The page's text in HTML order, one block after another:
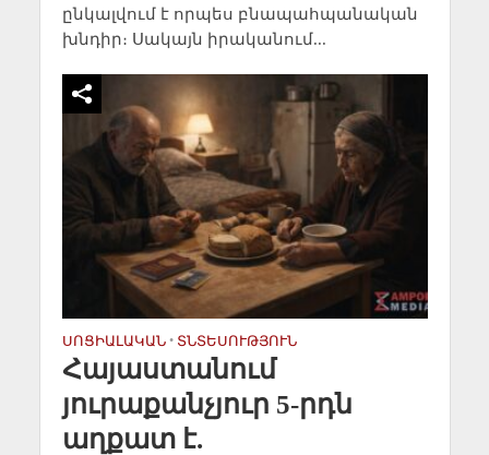
ընկալվում է որպես բնապահպանական
խնդիր։ Սակայն իրականում...
ՍՈՑԻԱԼԱԿԱՆ • ՏՆՏԵՍՈՒԹՅՈՒՆ
Հայաստանում
յուրաքանչյուր 5-րդն
աղքատ է.